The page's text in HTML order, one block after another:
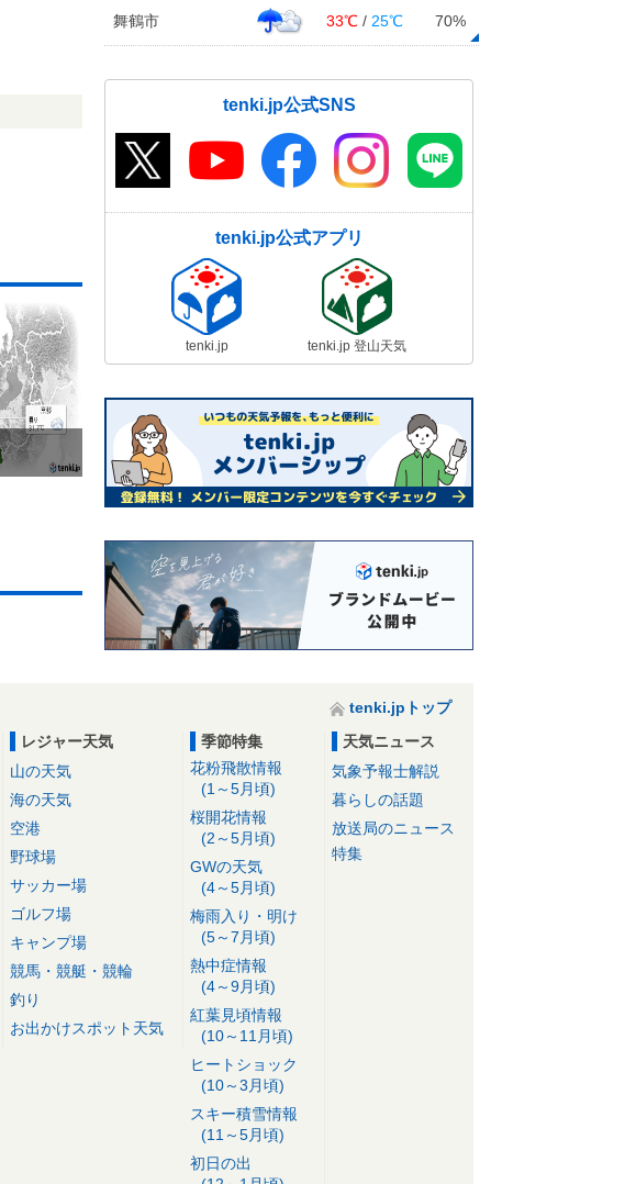
舞鶴市 33℃ / 25℃ 70%
tenki.jp公式SNS
tenki.jp公式アプリ
tenki.jp tenki.jp 登山天気
tenki.jpトップ
レジャー天気
山の天気
海の天気
空港
野球場
サッカー場
ゴルフ場
キャンプ場
競馬・競艇・競輪
釣り
お出かけスポット天気
季節特集
花粉飛散情報
(1～5月頃)
桜開花情報
(2～5月頃)
GWの天気
(4～5月頃)
梅雨入り・明け
(5～7月頃)
熱中症情報
(4～9月頃)
紅葉見頃情報
(10～11月頃)
ヒートショック
(10～3月頃)
スキー積雪情報
(11～5月頃)
初日の出
天気ニュース
気象予報士解説
暮らしの話題
放送局のニュース
特集